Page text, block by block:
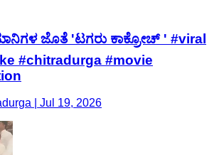
ಜೊತೆ 'ಟಗರು ಕಾಕ್ರೋಚ್ ' #viral
#chitradurga #movie
| Jul 19, 2026